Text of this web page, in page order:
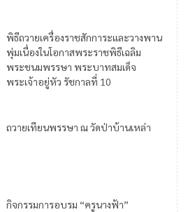
พิธีถวายเครื่องราชสักการะและวางพาน
พุ่มเนื่องในโอกาสพระราชพิธีเฉลิม
พระชนมพรรษา พระบาทสมเด็จ
พระเจ้าอยู่หัว รัชกาลที่ 10
ถวายเทียนพรรษา ณ วัดป่าบ้านเหล่า
กิจกรรมการอบรม “ครูนางฟ้า”